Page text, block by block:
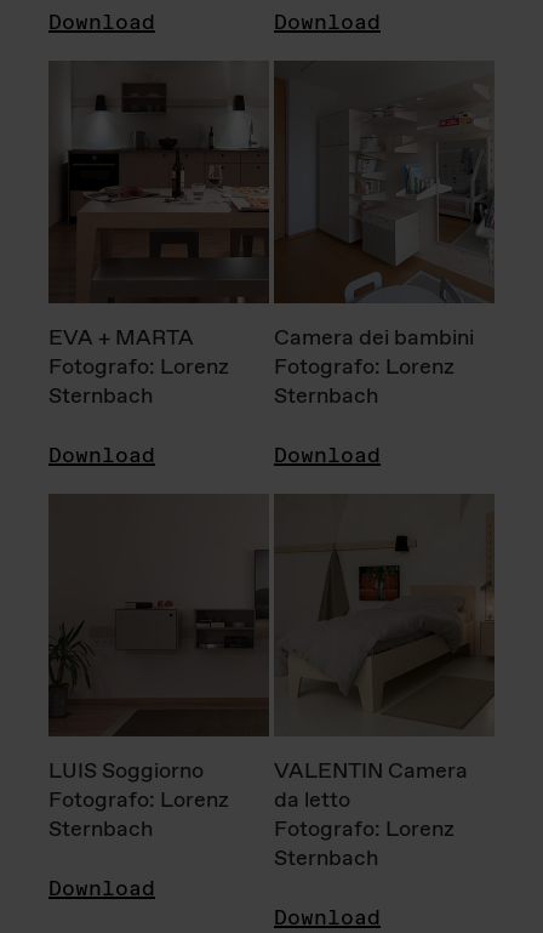
Download Download
EVA + MARTA
Fotografo: Lorenz
Sternbach
Download
Camera dei bambini
Fotografo: Lorenz
Sternbach
Download
LUIS Soggiorno
Fotografo: Lorenz
Sternbach
Download
VALENTIN Camera
da letto
Fotografo: Lorenz
Sternbach
Download